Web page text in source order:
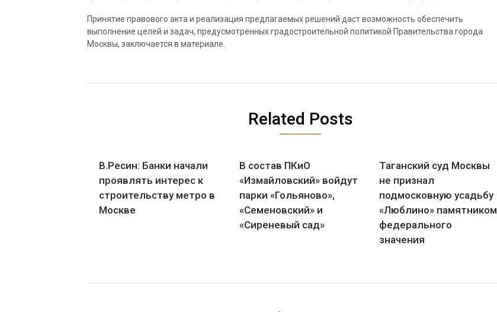
Принятие правового акта и реализация предлагаемых решений даст возможность обеспечить
выполнение целей и задач, предусмотренных градостроительной политикой Правительства города
Москвы, заключается в материале.
Related Posts
В.Ресин: Банки начали
проявлять интерес к
строительству метро в
Москве
В состав ПКиО
«Измайловский» войдут
парки «Гольяново»,
«Семеновский» и
«Сиреневый сад»
Таганский суд Москвы
не признал
подмосковную усадьбу
«Люблино» памятником
федерального
значения